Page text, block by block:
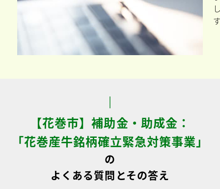
【花巻市】補助金・助成金：
「花巻産牛銘柄確立緊急対策事業」
の
よくある質問とその答え